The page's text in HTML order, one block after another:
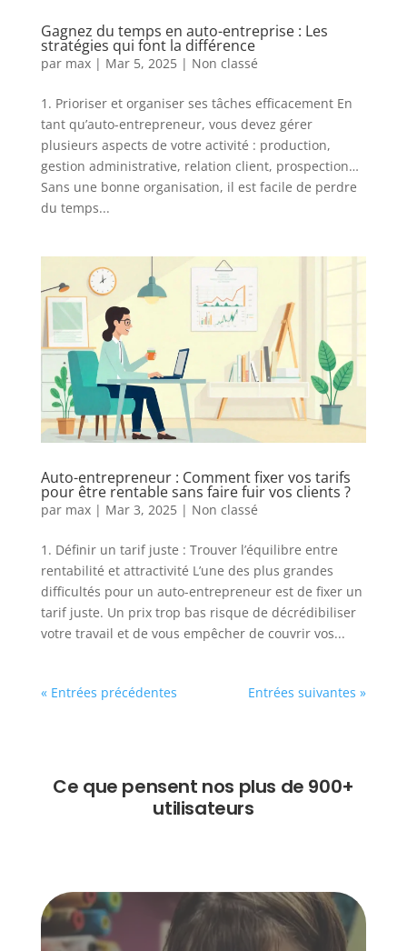
Gagnez du temps en auto-entreprise : Les
stratégies qui font la différence
par max| Mar 5, 2025| Non classé
1. Prioriser et organiser ses tâches efficacement En
tant qu’auto-entrepreneur, vous devez gérer
plusieurs aspects de votre activité : production,
gestion administrative, relation client, prospection…
Sans une bonne organisation, il est facile de perdre
du temps...
Auto-entrepreneur : Comment fixer vos tarifs
pour être rentable sans faire fuir vos clients ?
par max| Mar 3, 2025| Non classé
1. Définir un tarif juste : Trouver l’équilibre entre
rentabilité et attractivité L’une des plus grandes
difficultés pour un auto-entrepreneur est de fixer un
tarif juste. Un prix trop bas risque de décrédibiliser
votre travail et de vous empêcher de couvrir vos...
« Entrées précédentes Entrées suivantes »
Ce que pensent nos plus de 900+
utilisateurs